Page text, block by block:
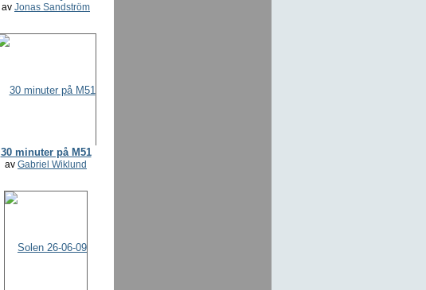
av Jonas Sandström
30 minuter på M51
av Gabriel Wiklund